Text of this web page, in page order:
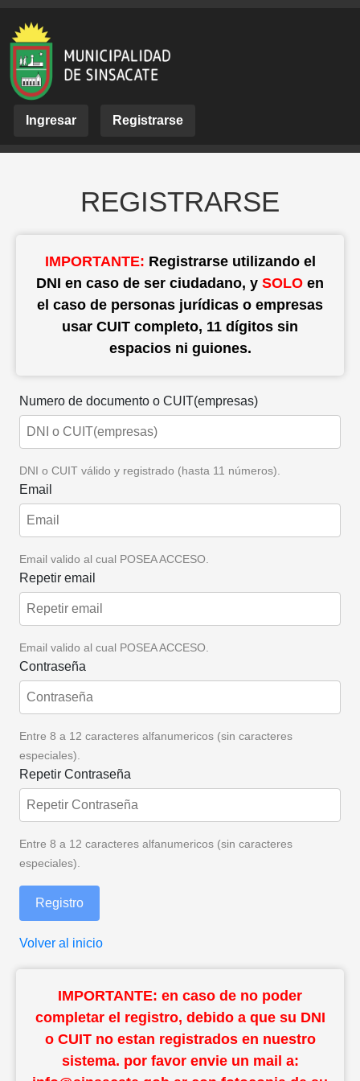
Ingresar Registrarse
REGISTRARSE
IMPORTANTE: Registrarse utilizando el
DNI en caso de ser ciudadano, y SOLO en
el caso de personas jurídicas o empresas
usar CUIT completo, 11 dígitos sin
espacios ni guiones.
Numero de documento o CUIT(empresas)
DNI o CUIT válido y registrado (hasta 11 números).
Email
Email valido al cual POSEA ACCESO.
Repetir email
Email valido al cual POSEA ACCESO.
Contraseña
Entre 8 a 12 caracteres alfanumericos (sin caracteres
especiales).
Repetir Contraseña
Entre 8 a 12 caracteres alfanumericos (sin caracteres
especiales).
Registro
Volver al inicio
IMPORTANTE: en caso de no poder
completar el registro, debido a que su DNI
o CUIT no estan registrados en nuestro
sistema. por favor envie un mail a: